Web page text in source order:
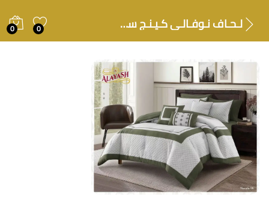
لـحـاف نـوفـالـي كـيـنـج سـايـز 9 ق 0
0